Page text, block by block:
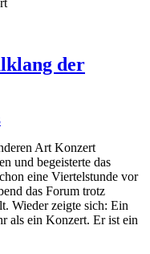
der
Art Konzert
und begeisterte das
eine Viertelstunde vor
das Forum trotz
Wieder zeigte sich: Ein
als ein Konzert. Er ist ein